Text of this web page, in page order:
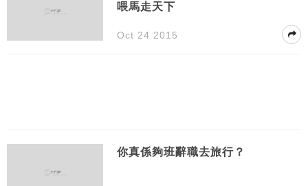
喂馬走天下
Oct 24 2015
你真係夠班辭職去旅行？